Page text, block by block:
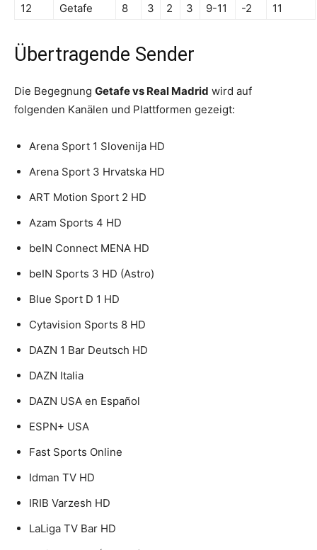
12 Getafe 8 3 2 3 9-11 -2 11
Übertragende Sender
Die Begegnung Getafe vs Real Madrid wird auf
folgenden Kanälen und Plattformen gezeigt:
Arena Sport 1 Slovenija HD
Arena Sport 3 Hrvatska HD
ART Motion Sport 2 HD
Azam Sports 4 HD
beIN Connect MENA HD
beIN Sports 3 HD (Astro)
Blue Sport D 1 HD
Cytavision Sports 8 HD
DAZN 1 Bar Deutsch HD
DAZN Italia
DAZN USA en Español
ESPN+ USA
Fast Sports Online
Idman TV HD
IRIB Varzesh HD
LaLiga TV Bar HD